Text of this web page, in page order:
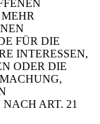
FÜR DIE
INTERESSEN,
ODER DIE
ART. 21